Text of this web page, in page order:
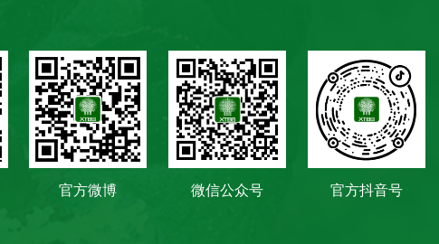
官方微博 微信公众号 官方抖音号